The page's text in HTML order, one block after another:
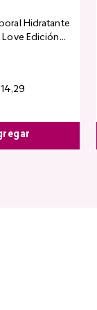
Hidratante
Edición
14,29